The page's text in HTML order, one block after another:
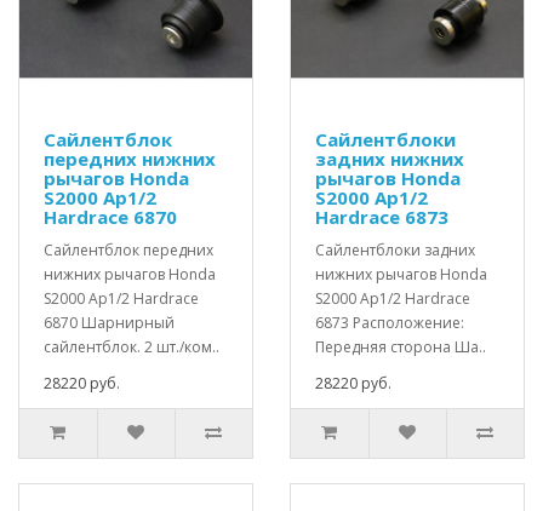
Сайлентблок
передних нижних
рычагов Honda
S2000 Ap1/2
Hardrace 6870
Сайлентблок передних
нижних рычагов Honda
S2000 Ap1/2 Hardrace
6870 Шарнирный
сайлентблок. 2 шт./ком..
28220 руб.
Сайлентблоки
задних нижних
рычагов Honda
S2000 Ap1/2
Hardrace 6873
Сайлентблоки задних
нижних рычагов Honda
S2000 Ap1/2 Hardrace
6873 Расположение:
Передняя сторона Ша..
28220 руб.